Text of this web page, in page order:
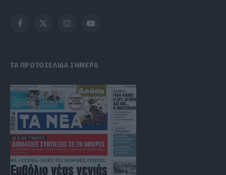
Facebook
X
InstagramYouTube
ΤΑ ΠΡΩΤΟΣΕΛΙΔΑ ΣΗΜΕΡΑ